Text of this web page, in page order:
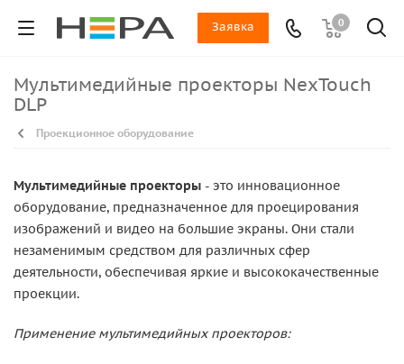
0
Заявка
Мультимедийные проекторы NexTouch
DLP
Проекционное оборудование
Мультимедийные проекторы - это инновационное
оборудование, предназначенное для проецирования
изображений и видео на большие экраны. Они стали
незаменимым средством для различных сфер
деятельности, обеспечивая яркие и высококачественные
проекции.
Применение мультимедийных проекторов: